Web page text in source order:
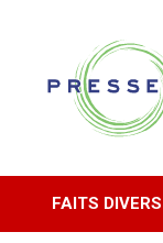
FAITS DIVERS